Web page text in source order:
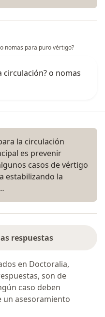
nomas para puro vértigo?
o nomas
la circulación
es prevenir
casos de vértigo
estabilizando la
respuestas
en Doctoralia,
son de
caso deben
asesoramiento